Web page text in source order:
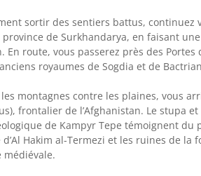
sortir des sentiers battus, continuez
province de Surkhandarya, en faisant
En route, vous passerez près des
royaumes de Sogdia et de
montagnes contre les plaines, vous
frontalier de l’Afghanistan. Le stupa
de Kampyr Tepe témoignent du
d’Al Hakim al-Termezi et les ruines de la
médiévale.